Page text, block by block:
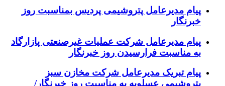
پیام مدیرعامل پتروشیمی پردیس بمناسبت روز
خبرنگار
پیام مدیرعامل شرکت عملیات غیرصنعتی پازارگاد
به مناسبت فرارسیدن روز خبرنگار
پیام تبریک مدیرعامل شرکت مخازن سبز
پتروشیمی عسلویه به مناسبت روز خبرنگار/